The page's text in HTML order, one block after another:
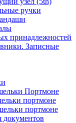
ручки
принадлежностей
Записные
Портмоне
портмоне
портмоне